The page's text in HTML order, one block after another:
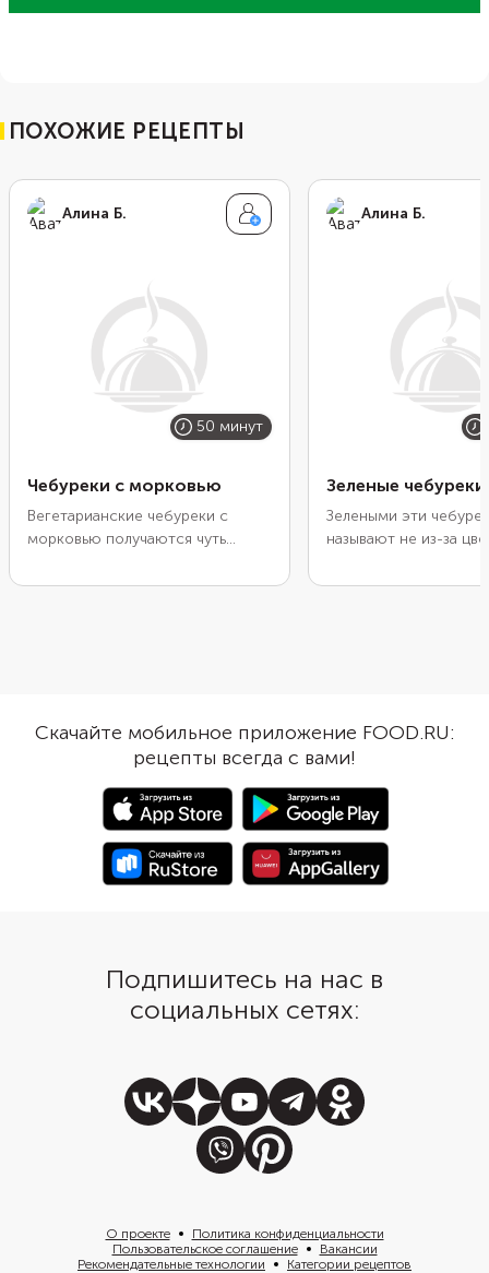
ПОХОЖИЕ РЕЦЕПТЫ
Алина Б.
50 минут
Чебуреки с морковью
Вегетарианские чебуреки с
морковью получаются чуть
пикантной ноткой благодаря
зелень. Лучше всего выбрать
кинзу, обладающую ярким
вкусом и насыщенным ароматом.
Алина Б.
Зеленые чебуреки
Зелеными эти
называют не из-за
любой свежей
собранной в одной
Скачайте мобильное приложение FOOD.RU:
рецепты всегда с вами!
Подпишитесь на нас в
социальных сетях:
О проекте
Политика конфиденциальности
Пользовательское соглашение
Вакансии
Рекомендательные технологии
Категории рецептов